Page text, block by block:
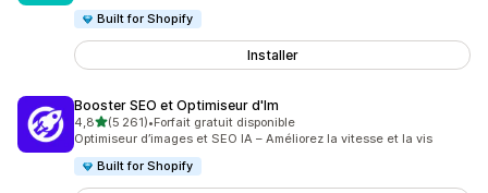
Built for Shopify
Installer
Booster SEO et Optimiseur d'Im
4,8étoile(s) sur 5
(5 261)
5261 avis au total
•Forfait gratuit disponible
Optimiseur d’images et SEO IA – Améliorez la vitesse et la vis
Built for Shopify